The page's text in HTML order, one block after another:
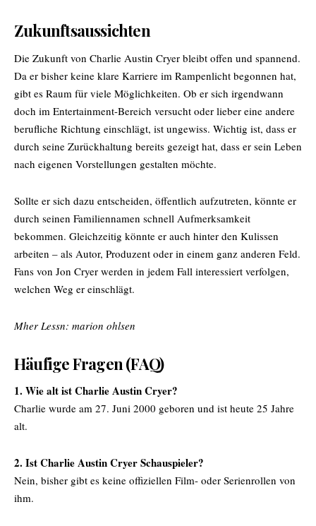
Zukunftsaussichten
Die Zukunft von Charlie Austin Cryer bleibt offen und spannend.
Da er bisher keine klare Karriere im Rampenlicht begonnen hat,
gibt es Raum für viele Möglichkeiten. Ob er sich irgendwann
doch im Entertainment-Bereich versucht oder lieber eine andere
berufliche Richtung einschlägt, ist ungewiss. Wichtig ist, dass er
durch seine Zurückhaltung bereits gezeigt hat, dass er sein Leben
nach eigenen Vorstellungen gestalten möchte.
Sollte er sich dazu entscheiden, öffentlich aufzutreten, könnte er
durch seinen Familiennamen schnell Aufmerksamkeit
bekommen. Gleichzeitig könnte er auch hinter den Kulissen
arbeiten – als Autor, Produzent oder in einem ganz anderen Feld.
Fans von Jon Cryer werden in jedem Fall interessiert verfolgen,
welchen Weg er einschlägt.
Mher Lessn: marion ohlsen
Häufige Fragen (FAQ)
1. Wie alt ist Charlie Austin Cryer?
Charlie wurde am 27. Juni 2000 geboren und ist heute 25 Jahre
alt.
2. Ist Charlie Austin Cryer Schauspieler?
Nein, bisher gibt es keine offiziellen Film- oder Serienrollen von
ihm.